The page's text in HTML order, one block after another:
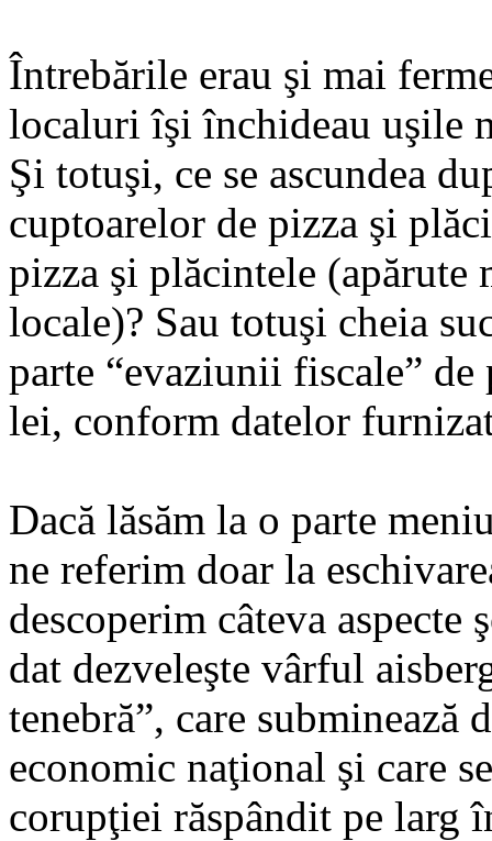
Întrebările erau şi mai
localuri îşi închideau uşile
Şi totuşi, ce se ascundea
cuptoarelor de pizza şi
pizza şi plăcintele
locale)? Sau totuşi cheia
parte “evaziunii fiscale”
lei, conform datelor
Dacă lăsăm la o parte
ne referim doar la
descoperim câteva
dat dezveleşte vârful
tenebră”, care subminează
economic naţional şi care
corupţiei răspândit pe larg